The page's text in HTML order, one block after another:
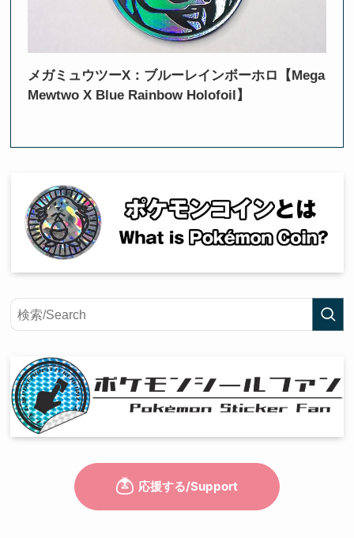
メガミュウツーX：ブルーレインボーホロ【Mega
Mewtwo X Blue Rainbow Holofoil】